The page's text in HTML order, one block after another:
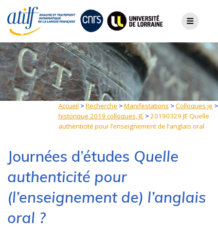
content
Accueil >Recherche >Manifestations >Colloques je >
historique 2019 colloques, JE >20190329 JE Quelle
authenticité pour l’enseignement de l’anglais oral
Journées d’études Quelle
authenticité pour
(l’enseignement de) l’anglais
oral ?